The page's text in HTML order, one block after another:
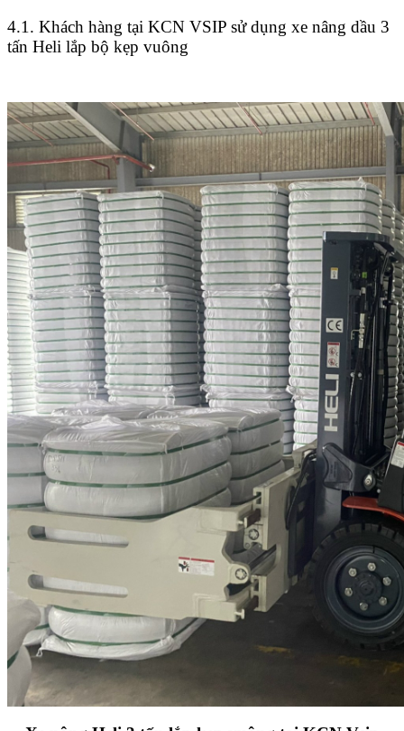
4.1. Khách hàng tại KCN VSIP sử dụng xe nâng dầu 3
tấn Heli lắp bộ kẹp vuông